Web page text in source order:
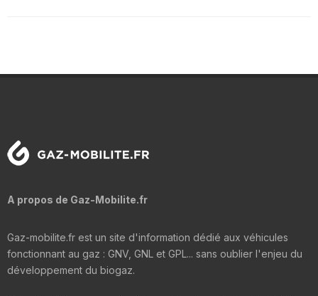
A propos de Gaz-Mobilite.fr
Gaz-mobilite.fr est un site d'information dédié aux véhicules
fonctionnant au gaz : GNV, GNL et GPL... sans oublier l'enjeu du
développement du biogaz.